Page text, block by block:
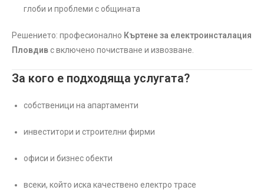
глоби и проблеми с общината
Решението: професионално Къртене за електроинсталация
Пловдив с включено почистване и извозване.
За кого е подходяща услугата?
собственици на апартаменти
инвеститори и строителни фирми
офиси и бизнес обекти
всеки, който иска качествено електро трасе